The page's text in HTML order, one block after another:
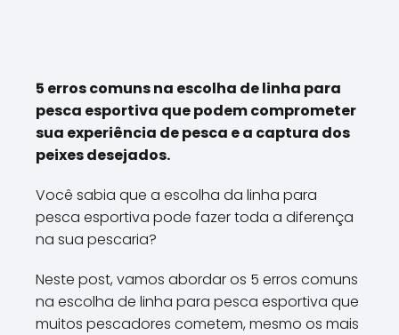
5 erros comuns na escolha de linha para
pesca esportiva que podem comprometer
sua experiência de pesca e a captura dos
peixes desejados.
Você sabia que a escolha da linha para
pesca esportiva pode fazer toda a diferença
na sua pescaria?
Neste post, vamos abordar os 5 erros comuns
na escolha de linha para pesca esportiva que
muitos pescadores cometem, mesmo os mais